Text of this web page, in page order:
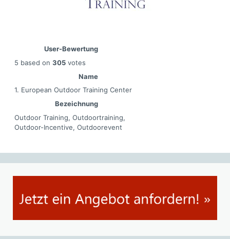
User-Bewertung
5 based on 305votes
Name
1. European Outdoor Training Center
Bezeichnung
Outdoor Training, Outdoortraining,
Outdoor-Incentive, Outdoorevent